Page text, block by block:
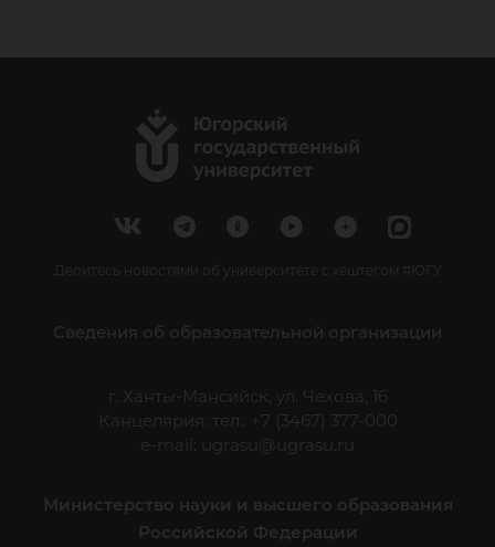
Делитесь новостями об университете с хештегом #ЮГУ
Сведения об образовательной организации
г. Ханты-Мансийск, ул. Чехова, 16
Канцелярия: тел.: +7 (3467) 377-000
e-mail:
ugrasu@ugrasu.ru
Министерство науки и высшего образования
Российской Федерации